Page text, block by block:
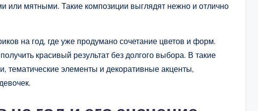
мятными. Такие композиции выглядят нежно и отлично
на год, где уже продумано сочетание цветов и форм.
красивый результат без долгого выбора. В такие
тематические элементы и декоративные акценты,